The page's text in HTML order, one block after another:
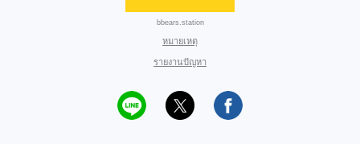
bbears.station
หมายเหตุ
รายงานปัญหา